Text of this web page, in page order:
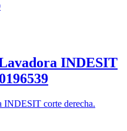
INDESIT